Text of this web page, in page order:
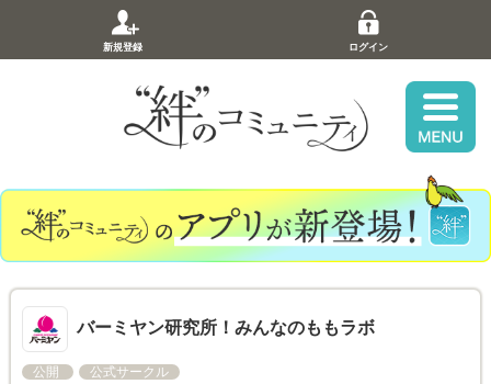
新規登録 ログイン
バーミヤン研究所！みんなのももラボ
公開 公式サークル